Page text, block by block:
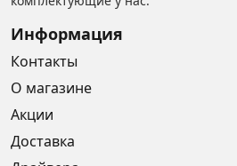
Информация
Контакты
О магазине
Акции
Доставка